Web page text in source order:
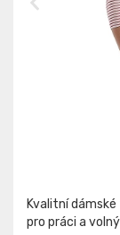
Kvalitní
pro práci a